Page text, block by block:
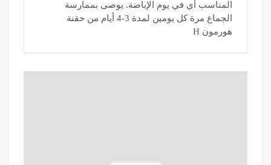
المناسب أي في يوم الإباضة. يوصى بممارسة
الجماع مرة كل يومين لمدة 3-4 أيام من حقنة
هورمون H